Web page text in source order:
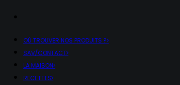
OÙ TROUVER NOS PRODUITS ?
SAV/CONTACT
LA MAISON
RECETTES